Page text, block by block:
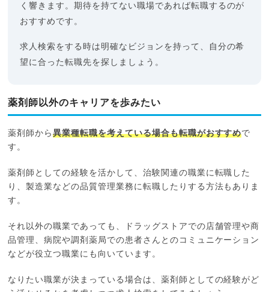
く響きます。期待を持てない職場であれば転職するのが
おすすめです。
求人検索をする時は明確なビジョンを持って、自分の希
望に合った転職先を探しましょう。
薬剤師以外のキャリアを歩みたい
薬剤師から異業種転職を考えている場合も転職がおすすめで
す。
薬剤師としての経験を活かして、治験関連の職業に転職した
り、製造業などの品質管理業務に転職したりする方法もありま
す。
それ以外の職業であっても、ドラッグストアでの店舗管理や商
品管理、病院や調剤薬局での患者さんとのコミュニケーション
などが役立つ職業にも向いています。
なりたい職業が決まっている場合は、薬剤師としての経験がど